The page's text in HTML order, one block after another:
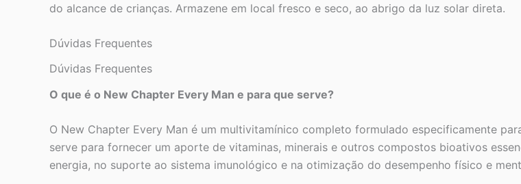
do alcance de crianças. Armazene em local fresco e seco, ao abrigo da luz solar direta.
Dúvidas Frequentes
Dúvidas Frequentes
O que é o New Chapter Every Man e para que serve?
O New Chapter Every Man é um multivitamínico completo formulado especificamente
serve para fornecer um aporte de vitaminas, minerais e outros compostos bioativos
energia, no suporte ao sistema imunológico e na otimização do desempenho físico e